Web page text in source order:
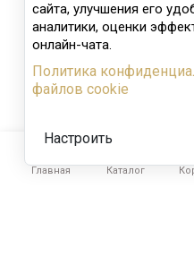
ИНТЕРЕСНЫЕ
ПРАЙМЕРЕ PRIMER
1853Просмотров
Полезная информация о
грунтовкой под
Читать полностью
сайта, улучшения его
аналитики, оценки
онлайн-чата.
Политика
файлов cookie
Настроить
Главная Каталог